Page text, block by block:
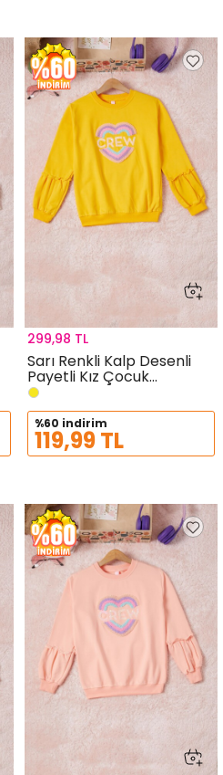
Sarı Renkli Kalp Desenli
Payetli Kız Çocuk
Sweatshirt 16696
299,98 TL
%60 indirim
119,99 TL